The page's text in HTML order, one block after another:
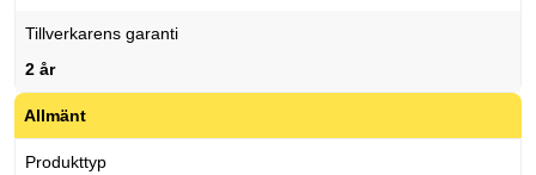
Tillverkarens garanti
2 år
Allmänt
Produkttyp